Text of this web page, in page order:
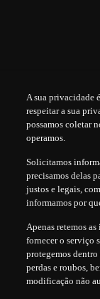
A sua privacidade
respeitar a sua
possamos coletar
operamos.
Solicitamos
precisamos delas
justos e legais,
informamos por
Apenas retemos
fornecer o serviço
protegemos
perdas e roubos,
modificação não